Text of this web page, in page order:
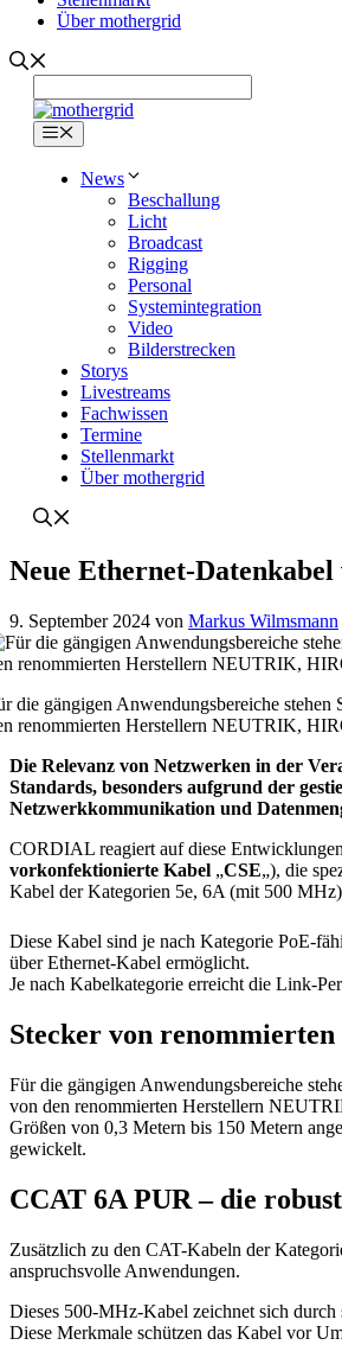
Über mothergrid
Menü
News
Beschallung
Licht
Broadcast
Rigging
Personal
Systemintegration
Video
Bilderstrecken
Storys
Livestreams
Fachwissen
Termine
Stellenmarkt
Über mothergrid
Neue Ethernet-
9. September 2024 von Markus Wilmsmann
die gängigen Anwendungsbereiche
renommierten Herstellern NEUTRIK,
Die Relevanz von Netzwerken in der
Standards, besonders aufgrund der
Netzwerkkommunikation und
CORDIAL reagiert auf diese
vorkonfektionierte Kabel „CSE„), die
Kabel der Kategorien 5e, 6A (mit 500
Diese Kabel sind je nach Kategorie PoE-
über Ethernet-Kabel ermöglicht.
Je nach Kabelkategorie erreicht die Link-
Stecker von
Für die gängigen Anwendungsbereiche
von den renommierten Herstellern
Größen von 0,3 Metern bis 150 Metern
gewickelt.
CCAT 6A PUR – die
Zusätzlich zu den CAT-Kabeln der
anspruchsvolle Anwendungen.
Dieses 500-MHz-Kabel zeichnet sich
Diese Merkmale schützen das Kabel vor